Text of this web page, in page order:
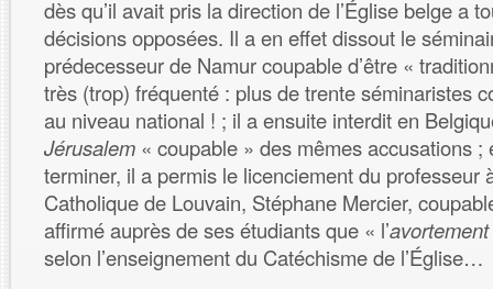
dès qu’il avait pris la direction de l’Église belge a
décisions opposées. Il a en effet dissout le
prédecesseur de Namur coupable d’être «
très (trop) fréquenté : plus de trente séminaristes
au niveau national ! ; il a ensuite interdit en
Jérusalem « coupable » des mêmes accusations ;
terminer, il a permis le licenciement du professeur
Catholique de Louvain, Stéphane Mercier,
affirmé auprès de ses étudiants que « l’
selon l’enseignement du Catéchisme de l’Église…